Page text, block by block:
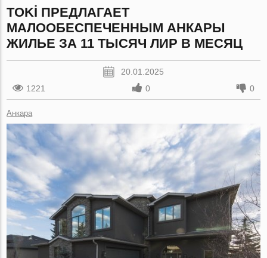
TOKİ ПРЕДЛАГАЕТ
МАЛООБЕСПЕЧЕННЫМ АНКАРЫ
ЖИЛЬЕ ЗА 11 ТЫСЯЧ ЛИР В МЕСЯЦ
20.01.2025
1221
0 0
Анкара